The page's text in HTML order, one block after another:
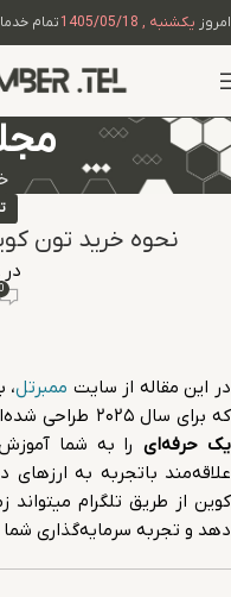
امروز یکشنبه , 1405/05/18 تمام
نحوه خرید تون
در 1404/03/12
0
در این مقاله از سایت ممبرتل،
که برای سال ۲۰۲۵ طراحی شده‌اند،
یک حرفه‌ایرا به شما
علاقه‌مند باتجربه به
کوین از طریق تلگرام
دهد و تجربه سرمایه‌گذاری شما